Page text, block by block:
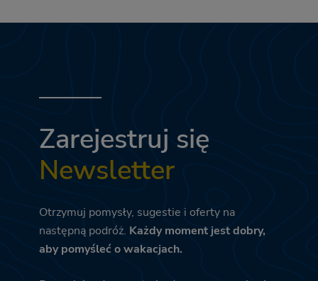
Zarejestruj się
Newsletter
Otrzymuj pomysły, sugestie i oferty na
następną podróż. Każdy moment jest dobry,
aby pomyśleć o wakacjach.